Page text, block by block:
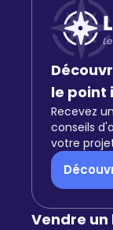
le point
Recevez
conseils
votre
Vendre un